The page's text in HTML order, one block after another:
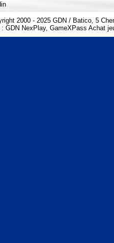
2000 - 2025 GDN / Batico, 5
: GDN NexPlay, GameXPass Achat